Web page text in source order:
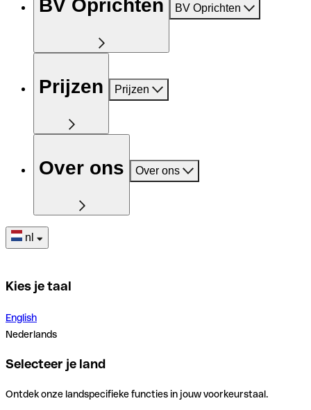
BV Oprichten BV Oprichten
Prijzen Prijzen
Over ons Over ons
nl
Kies je taal
English
Nederlands
Selecteer je land
Ontdek onze landspecifieke functies in jouw voorkeurstaal.